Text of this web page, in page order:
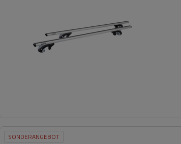
SONDERANGEBOT